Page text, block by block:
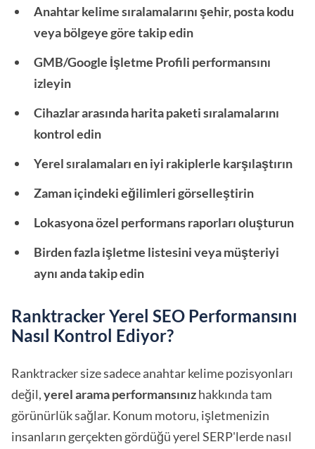
Anahtar kelime sıralamalarını şehir, posta kodu
veya bölgeye göre takip edin
GMB/Google İşletme Profili performansını
izleyin
Cihazlar arasında harita paketi sıralamalarını
kontrol edin
Yerel sıralamaları en iyi rakiplerle karşılaştırın
Zaman içindeki eğilimleri görselleştirin
Lokasyona özel performans raporları oluşturun
Birden fazla işletme listesini veya müşteriyi
aynı anda takip edin
Ranktracker Yerel SEO Performansını
Nasıl Kontrol Ediyor?
Ranktracker size sadece anahtar kelime pozisyonları
değil,yerel arama performansınızhakkında tam
görünürlük sağlar. Konum motoru, işletmenizin
insanların gerçekten gördüğü yerel SERP'lerde nasıl